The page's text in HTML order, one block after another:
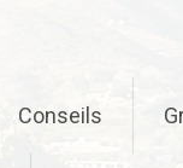
Conseils